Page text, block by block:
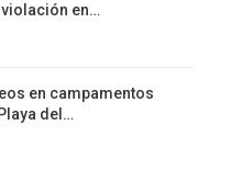
en…
en campamentos
del…